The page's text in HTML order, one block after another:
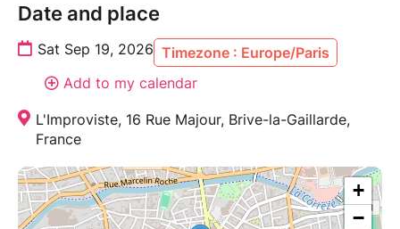
Date and place
Sat Sep 19, 2026 Timezone : Europe/Paris
Add to my calendar
L'Improviste, 16 Rue Majour, Brive-la-Gaillarde,
France
+
−